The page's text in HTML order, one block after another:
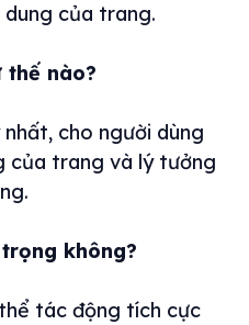
của trang.
thế nào?
cho người dùng
của trang và lý tưởng
không?
tác động tích cực